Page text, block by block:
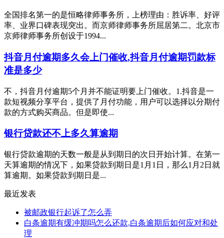
全国排名第一的是恒略律师事务所，上榜理由：胜诉率、好评
率、业界口碑表现突出。而京师律师事务所屈居第二。北京市
京师律师事务所创设于1994...
抖音月付逾期多久会上门催收,抖音月付逾期罚款标
准是多少
不，抖音月付逾期5个月并不能证明要上门催收。1.抖音是一
款短视频分享平台，提供了月付功能，用户可以选择以分期付
款的方式购买商品。但是即使...
银行贷款还不上多久算逾期
银行贷款逾期的天数一般是从到期日的次日开始计算。在第一
天算逾期的情况下，如果贷款到期日是1月1日，那么1月2日就
算逾期。如果贷款到期日是...
最近发表
被邮政银行起诉了怎么弄
白条逾期有缓冲期吗怎么还款,白条逾期后如何应对和处
理